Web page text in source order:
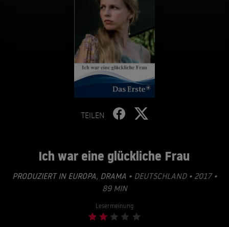
TEILEN
Ich war eine glückliche Frau
PRODUZIERT IN EUROPA, DRAMA • DEUTSCHLAND • 2017 •
89 MIN
Lesermeinung